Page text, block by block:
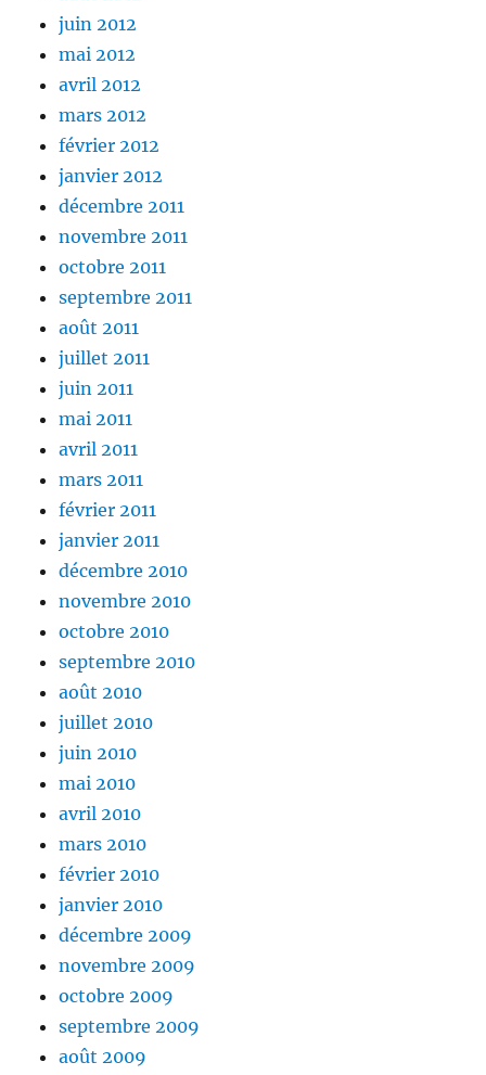
juin 2012
mai 2012
avril 2012
mars 2012
février 2012
janvier 2012
décembre 2011
novembre 2011
octobre 2011
septembre 2011
août 2011
juillet 2011
juin 2011
mai 2011
avril 2011
mars 2011
février 2011
janvier 2011
décembre 2010
novembre 2010
octobre 2010
septembre 2010
août 2010
juillet 2010
juin 2010
mai 2010
avril 2010
mars 2010
février 2010
janvier 2010
décembre 2009
novembre 2009
octobre 2009
septembre 2009
août 2009